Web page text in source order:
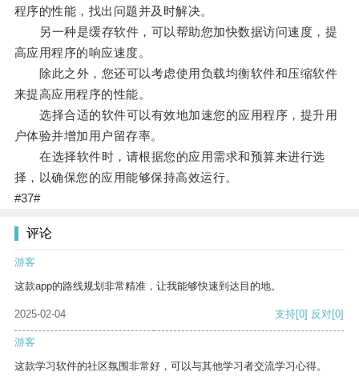
程序的性能，找出问题并及时解决。
另一种是缓存软件，可以帮助您加快数据访问速度，提
高应用程序的响应速度。
除此之外，您还可以考虑使用负载均衡软件和压缩软件
来提高应用程序的性能。
选择合适的软件可以有效地加速您的应用程序，提升用
户体验并增加用户留存率。
在选择软件时，请根据您的应用需求和预算来进行选
择，以确保您的应用能够保持高效运行。
#37#
评论
游客
这款app的路线规划非常精准，让我能够快速到达目的地。
2025-02-04 支持[0] 反对[0]
游客
这款学习软件的社区氛围非常好，可以与其他学习者交流学习心得。